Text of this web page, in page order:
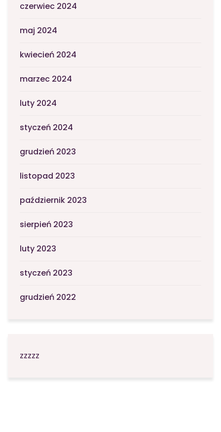
czerwiec 2024
maj 2024
kwiecień 2024
marzec 2024
luty 2024
styczeń 2024
grudzień 2023
listopad 2023
październik 2023
sierpień 2023
luty 2023
styczeń 2023
grudzień 2022
zzzzz